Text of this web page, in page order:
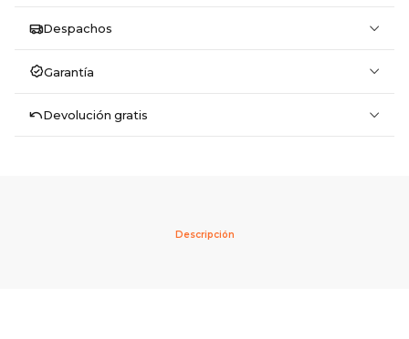
Despachos
Garantía
Devolución gratis
Descripción